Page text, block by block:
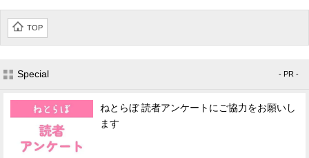
TOP
Special - PR -
ねとらぼ 読者アンケートにご協力をお願いし
ます